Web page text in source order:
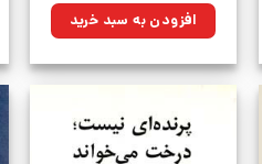
۱۳۰,۰۰۰تومان
بود.
۹۸,۱۵۰تومان.افزودن به سبد خرید